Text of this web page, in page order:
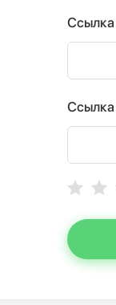
Ссылка
Ссылка